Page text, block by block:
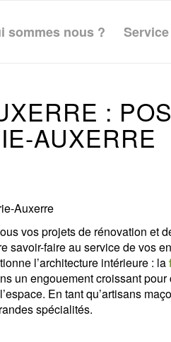
sommes nous ? Service
:
AUXERRE
Auxerre
vos projets de rénovation et
savoir-faire au service de vos
l’architecture intérieure : la
un engouement croissant pour
En tant qu’artisans
spécialités.